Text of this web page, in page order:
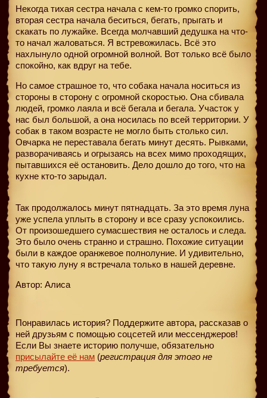
Некогда тихая сестра начала с кем-то громко спорить,
вторая сестра начала беситься, бегать, прыгать и
скакать по лужайке. Всегда молчавший дедушка на что-
то начал жаловаться. Я встревожилась. Всё это
нахлынуло одной огромной волной. Вот только всё было
спокойно, как вдруг на тебе.
Но самое страшное то, что собака начала носиться из
стороны в сторону с огромной скоростью. Она сбивала
людей, громко лаяла и всё бегала и бегала. Участок у
нас был большой, а она носилась по всей территории. У
собак в таком возрасте не могло быть столько сил.
Овчарка не переставала бегать минут десять. Рывками,
разворачиваясь и огрызаясь на всех мимо проходящих,
пытавшихся её остановить. Дело дошло до того, что на
кухне кто-то зарыдал.
Так продолжалось минут пятнадцать. За это время луна
уже успела уплыть в сторону и все сразу успокоились.
От произошедшего сумасшествия не осталось и следа.
Это было очень странно и страшно. Похожие ситуации
были в каждое оранжевое полнолуние. И удивительно,
что такую луну я встречала только в нашей деревне.
Автор: Алиса
Понравилась история? Поддержите автора, рассказав о
ней друзьям с помощью соцсетей или мессенджеров!
Если Вы знаете историю получше, обязательно
присылайте её нам (регистрация для этого не
требуется).